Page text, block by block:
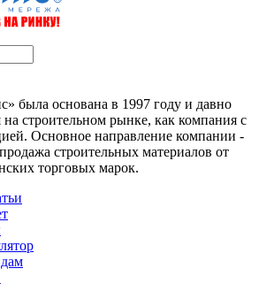
была основана в 1997 году и давно
на строительном рынке, как компания с
Основное направление компании -
строительных материалов от
торговых марок.